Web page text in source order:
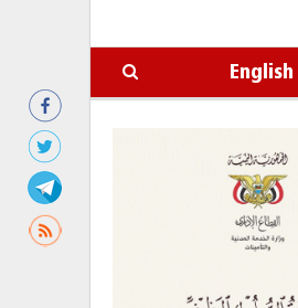
English